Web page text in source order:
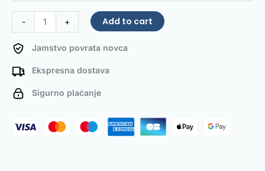
- + Add to cart
Jamstvo povrata novca
Ekspresna dostava
Sigurno plaćanje